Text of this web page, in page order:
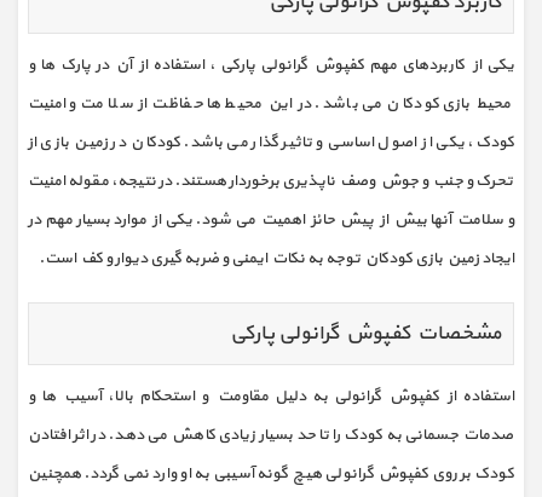
یکی از کاربردهای مهم کفپوش گرانولی پارکی ، استفاده از آن در پارک ها و
محیط بازی کودکان می باشد. در این محیط ها حفاظت از سلامت و امنیت
کودک، یکی از اصول اساسی و تاثیر گذار می باشد. کودکان در زمین بازی از
تحرک و جنب و جوش وصف ناپذیری برخوردار هستند. در نتیجه، مقوله امنیت
و سلامت آنها بیش از پیش حائز اهمیت می شود. یکی از موارد بسیار مهم در
ایجاد زمین بازی کودکان توجه به نکات ایمنی و ضربه گیری دیوار و کف است.
مشخصات کفپوش گرانولی پارکی
استفاده از کفپوش گرانولی به دلیل مقاومت و استحکام بالا، آسیب ها و
صدمات جسمانی به کودک را تا حد بسیار زیادی کاهش می دهد. در اثر افتادن
کودک بر روی کفپوش گرانولی هیچ گونه آسیبی به او وارد نمی گردد. همچنین